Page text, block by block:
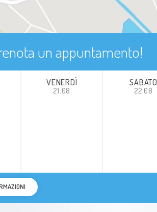
un appuntamento!
VENERDÌ
21.08
SABATO
22.08